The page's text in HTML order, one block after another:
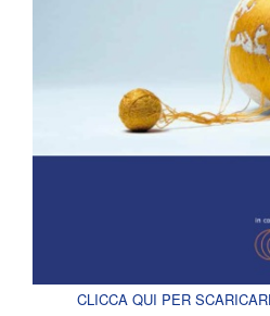
CLICCA QUI PER